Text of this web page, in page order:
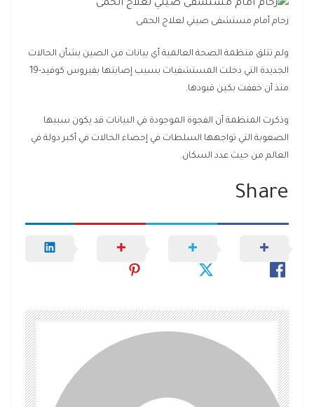
زحام أمام مستشفى صيني لعلاج الحمى
ولم تتلق منظمة الصحة العالمية أي بيانات من الصين بشأن الحالات
الجديدة التي دخلت المستشفيات بسبب إصابتها بفيروس كوفيد-19
منذ أن خففت بكين قيودها.
وذكرت المنظمة أن الفجوة الموجودة في البيانات قد يكون سببها
الصعوبة التي تواجهها السلطات في إحصاء الحالات في أكبر دولة في
العالم من حيث عدد السكان.
Share